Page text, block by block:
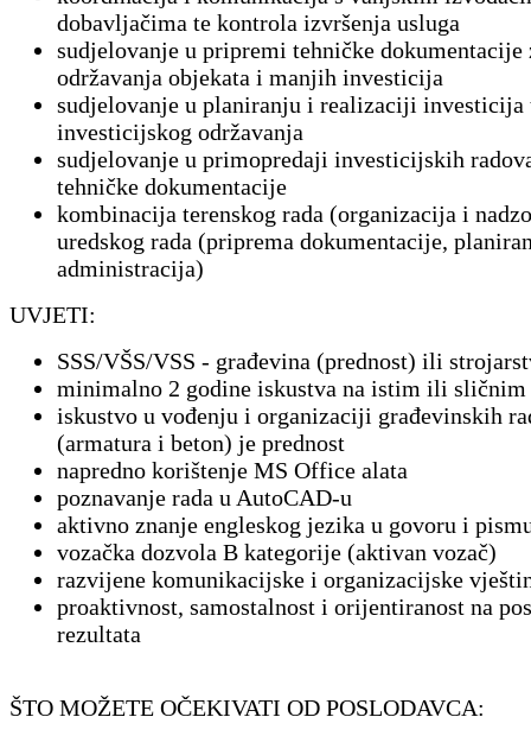
dobavljačima te kontrola izvršenja usluga
sudjelovanje u pripremi tehničke dokumentacije
održavanja objekata i manjih investicija
sudjelovanje u planiranju i realizaciji investicija
investicijskog održavanja
sudjelovanje u primopredaji investicijskih
tehničke dokumentacije
kombinacija terenskog rada (organizacija i
uredskog rada (priprema dokumentacije,
administracija)
UVJETI:
SSS/VŠS/VSS - građevina (prednost) ili
minimalno 2 godine iskustva na istim ili
iskustvo u vođenju i organizaciji građevinskih
(armatura i beton) je prednost
napredno korištenje MS Office alata
poznavanje rada u AutoCAD-u
aktivno znanje engleskog jezika u govoru i
vozačka dozvola B kategorije (aktivan vozač)
razvijene komunikacijske i organizacijske
proaktivnost, samostalnost i orijentiranost na
rezultata
ŠTO MOŽETE OČEKIVATI OD POSLODAVCA: